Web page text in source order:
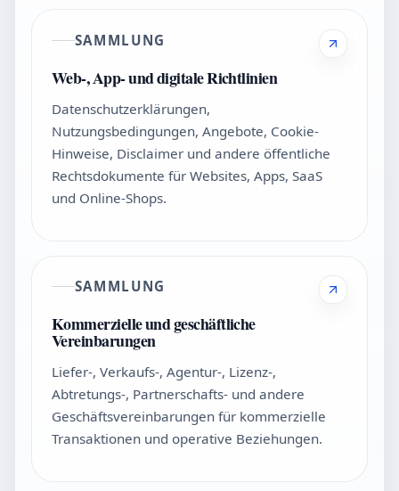
SAMMLUNG
Web-, App- und digitale Richtlinien
Datenschutzerklärungen,
Nutzungsbedingungen, Angebote, Cookie-
Hinweise, Disclaimer und andere öffentliche
Rechtsdokumente für Websites, Apps, SaaS
und Online-Shops.
SAMMLUNG
Kommerzielle und geschäftliche
Vereinbarungen
Liefer-, Verkaufs-, Agentur-, Lizenz-,
Abtretungs-, Partnerschafts- und andere
Geschäftsvereinbarungen für kommerzielle
Transaktionen und operative Beziehungen.